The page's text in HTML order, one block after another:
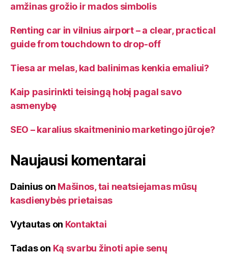
amžinas grožio ir mados simbolis
Renting car in vilnius airport – a clear, practical
guide from touchdown to drop-off
Tiesa ar melas, kad balinimas kenkia emaliui?
Kaip pasirinkti teisingą hobį pagal savo
asmenybę
SEO – karalius skaitmeninio marketingo jūroje?
Naujausi komentarai
Dainius on Mašinos, tai neatsiejamas mūsų
kasdienybės prietaisas
Vytautason Kontaktai
Tadason Ką svarbu žinoti apie senų